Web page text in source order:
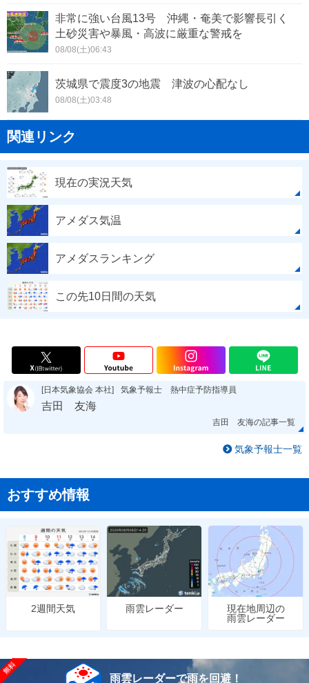
非常に強い台風13号 沖縄・奄美で影響長引く
土砂災害や暴風・高波に厳重な警戒を
08/08(土)06:43
茨城県で震度3の地震 津波の心配なし
08/08(土)03:48
関連リンク
現在の実況天気
アメダス気温
アメダスランキング
この先10日間の天気
[日本気象協会 本社] 気象予報士 熱中症予防指導員
吉田 友海
吉田 友海の記事一覧
気象予報士一覧
おすすめ情報
2週間天気 雨雲レーダー
現在地周辺の
雨雲レーダー
雨雲レーダーで雨を回避！